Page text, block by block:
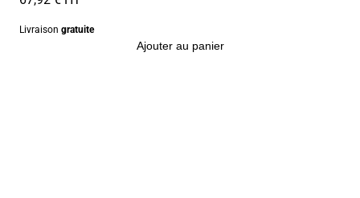
Livraison gratuite
Ajouter au panier